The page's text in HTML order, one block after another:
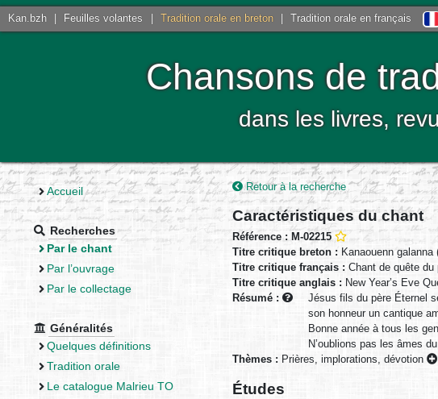
Kan.bzh Feuilles volantes Tradition orale en breton Tradition orale en français
Chansons de
dans les livres,
Accueil
Recherches
Par le chant
Par l’ouvrage
Par le collectage
Généralités
Quelques définitions
Tradition orale
Le catalogue Malrieu TO
Retour à la recherche
Caractéristiques du chant
Référence : M-02215
Titre critique breton : Kanaouenn galanna
Titre critique français : Chant de quête du
Titre critique anglais : New Year’s Eve
Résumé :
Jésus fils du père Éternel
son honneur un cantique
Bonne année à tous les
N’oublions pas les âmes
Thèmes : Prières, implorations, dévotion
Études